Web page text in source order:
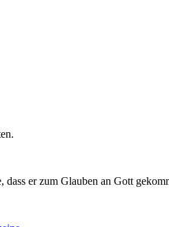
er zum Glauben an Gott